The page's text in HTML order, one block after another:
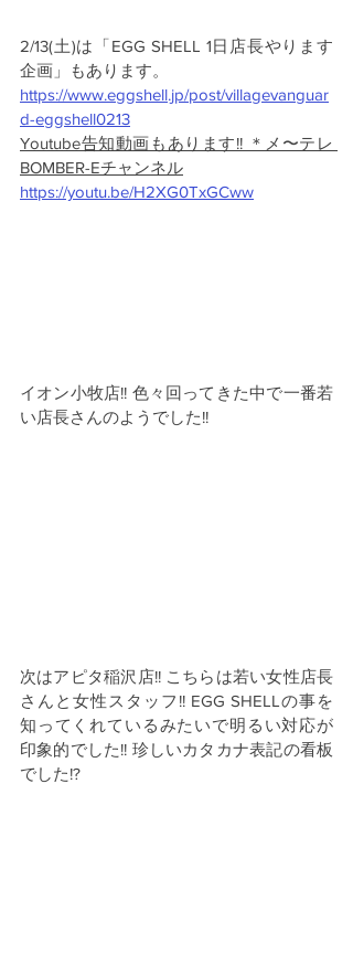
2/13(土)は「EGG SHELL 1日店長やります
企画」もあります。
https://www.eggshell.jp/post/villagevanguar
d-eggshell0213
Youtube告知動画もあります!! ＊メ〜テレ
BOMBER-Eチャンネル
https://youtu.be/H2XG0TxGCww
イオン小牧店!! 色々回ってきた中で一番若
い店長さんのようでした!!
次はアピタ稲沢店!! こちらは若い女性店長
さんと女性スタッフ!! EGG SHELLの事を
知ってくれているみたいで明るい対応が
印象的でした!! 珍しいカタカナ表記の看板
でした!?